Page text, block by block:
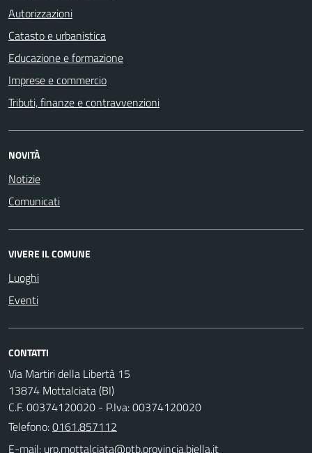
Autorizzazioni
Catasto e urbanistica
Educazione e formazione
Imprese e commercio
Tributi, finanze e contravvenzioni
NOVITÀ
Notizie
Comunicati
VIVERE IL COMUNE
Luoghi
Eventi
CONTATTI
Via Martiri della Libertà 15
13874 Mottalciata (BI)
C.F. 00374120020 - P.Iva: 00374120020
Telefono:0161.857112
E-mail: